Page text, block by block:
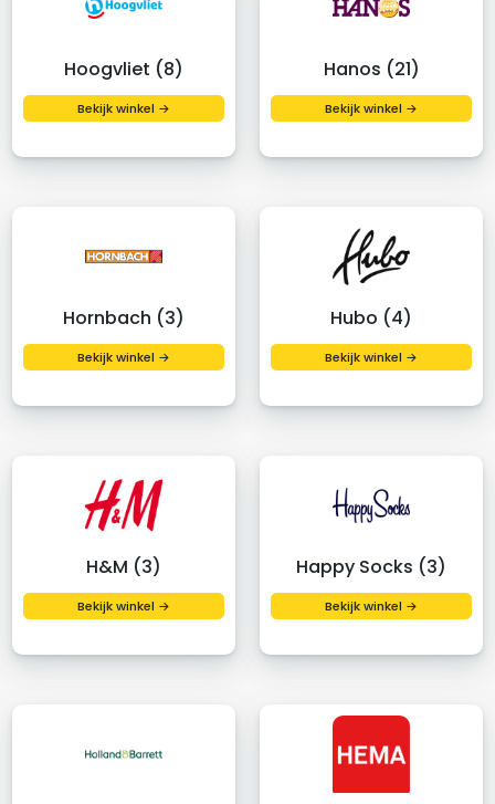
Hoogvliet (8)
Bekijk winkel →
Hanos (21)
Bekijk winkel →
Hornbach (3)
Bekijk winkel →
Hubo (4)
Bekijk winkel →
H&M (3)
Bekijk winkel →
Happy Socks (3)
Bekijk winkel →